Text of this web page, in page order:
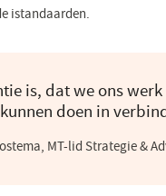
istandaarden.
is, dat we ons
kunnen doen in
MT-lid Strategie &